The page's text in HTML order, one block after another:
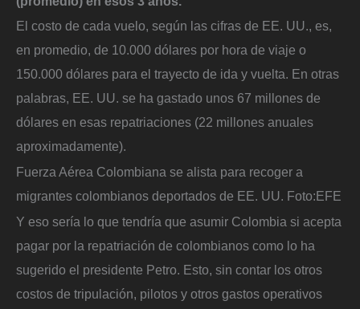
El costo de cada vuelo, según las cifras de EE. UU., es,
en promedio, de 10.000 dólares por hora de viaje o
150.000 dólares para el trayecto de ida y vuelta. En otras
palabras, EE. UU. se ha gastado unos 67 millones de
dólares en esas repatriaciones (22 millones anuales
aproximadamente).
Fuerza Aérea Colombiana se alista para recoger a
migrantes colombianos deportados de EE. UU. Foto:EFE
Y eso sería lo que tendría que asumir Colombia si acepta
pagar por la repatriación de colombianos como lo ha
sugerido el presidente Petro. Esto, sin contar los otros
costos de tripulación, pilotos y otros gastos operativos